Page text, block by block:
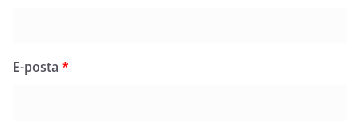
E-posta *